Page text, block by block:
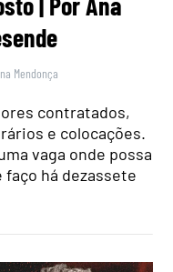
Mendonça
contratados,
e colocações.
vaga onde possa
há dezassete